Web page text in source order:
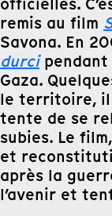
remis au film
Savona. En
durcipendant
Gaza.
le territoire, il
tente de se
subies. Le
et
après la
l’avenir et